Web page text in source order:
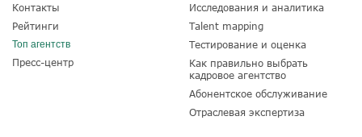
Контакты
Рейтинги
Топ агентств
Пресс-центр
Исследования и аналитика
Talent mapping
Тестирование и оценка
Как правильно выбрать
кадровое агентство
Абонентское обслуживание
Отраслевая экспертиза